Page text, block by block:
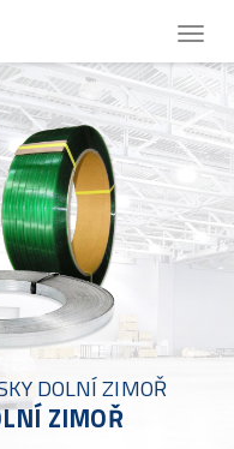
DOLNÍ ZIMOŘ
ZIMOŘ